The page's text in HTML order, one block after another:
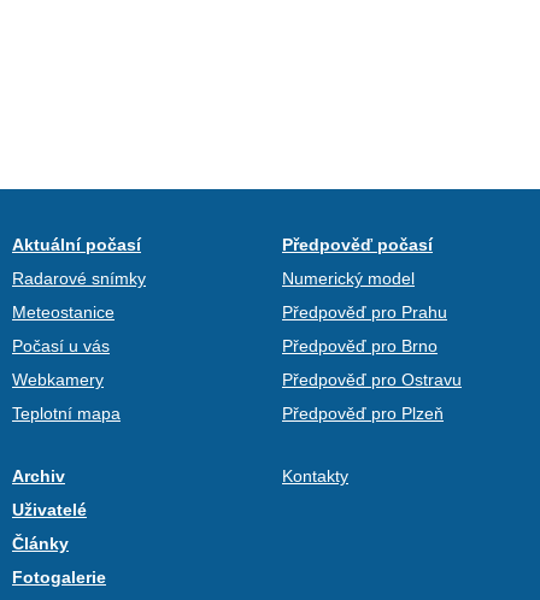
Aktuální počasí
Radarové snímky
Meteostanice
Počasí u vás
Webkamery
Teplotní mapa
Předpověď počasí
Numerický model
Předpověď pro Prahu
Předpověď pro Brno
Předpověď pro Ostravu
Předpověď pro Plzeň
Archiv
Uživatelé
Články
Fotogalerie
Kontakty